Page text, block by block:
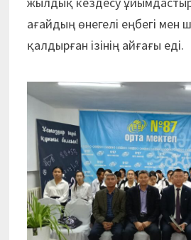
ағайдың өнегелі еңбегі мен
қалдырған ізінің айғағы еді.